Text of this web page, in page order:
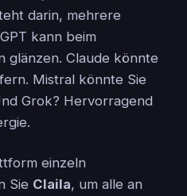
darin, mehrere
kann beim
glänzen. Claude könnte
Mistral könnte Sie
Grok? Hervorragend
einzeln
Sie Claila, um alle an